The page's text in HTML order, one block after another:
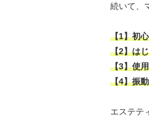
続いて、
【1】初
【2】は
【3】使
【4】振
エステテ